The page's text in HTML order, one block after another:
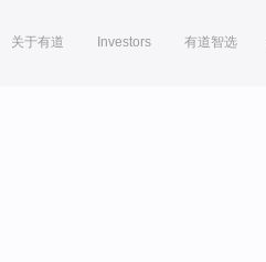
关于有道 Investors 有道智选